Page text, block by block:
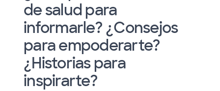
de salud para
informarle? ¿Consejos
para empoderarte?
¿Historias para
inspirarte?